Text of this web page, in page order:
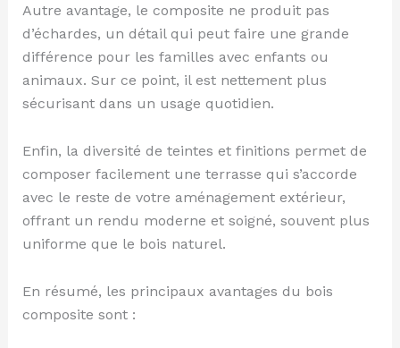
Autre avantage, le composite ne produit pas
d’échardes, un détail qui peut faire une grande
différence pour les familles avec enfants ou
animaux. Sur ce point, il est nettement plus
sécurisant dans un usage quotidien.
Enfin, la diversité de teintes et finitions permet de
composer facilement une terrasse qui s’accorde
avec le reste de votre aménagement extérieur,
offrant un rendu moderne et soigné, souvent plus
uniforme que le bois naturel.
En résumé, les principaux avantages du bois
composite sont :